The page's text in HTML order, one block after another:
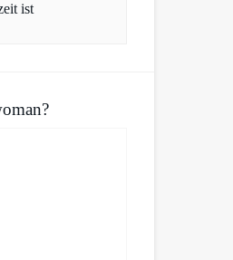
ist